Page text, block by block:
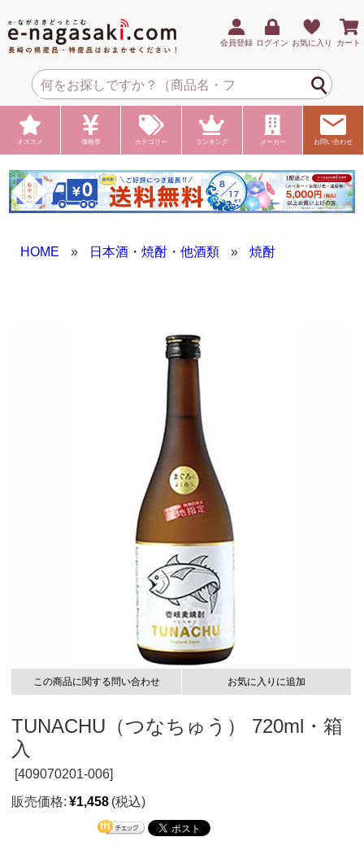
会員登録 ログイン お気に入り カート
オススメ 価格帯 カテゴリー ランキング メーカー お問い合わせ
HOME » 日本酒・焼酎・他酒類 » 焼酎
この商品に関する問い合わせ お気に入りに追加
TUNACHU（つなちゅう） 720ml・箱
入
[409070201-006]
販売価格: ¥1,458 (税込)